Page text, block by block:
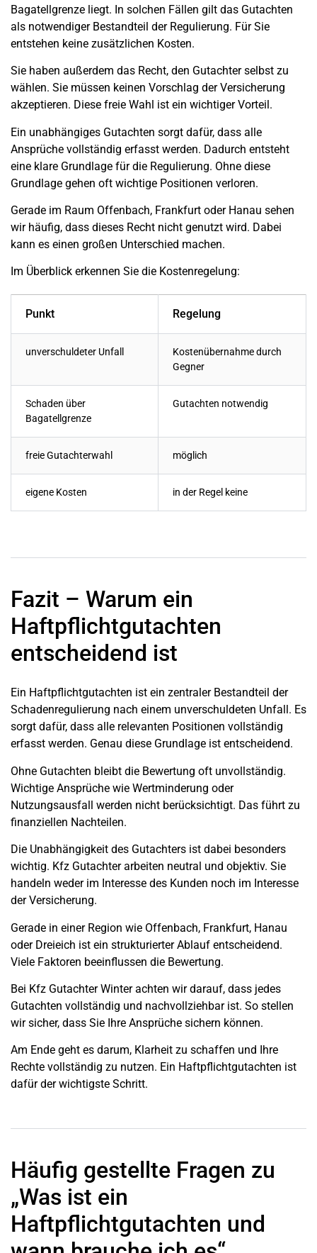
Bagatellgrenze liegt. In solchen Fällen gilt das Gutachten
als notwendiger Bestandteil der Regulierung. Für Sie
entstehen keine zusätzlichen Kosten.
Sie haben außerdem das Recht, den Gutachter selbst zu
wählen. Sie müssen keinen Vorschlag der Versicherung
akzeptieren. Diese freie Wahl ist ein wichtiger Vorteil.
Ein unabhängiges Gutachten sorgt dafür, dass alle
Ansprüche vollständig erfasst werden. Dadurch entsteht
eine klare Grundlage für die Regulierung. Ohne diese
Grundlage gehen oft wichtige Positionen verloren.
Gerade im Raum Offenbach, Frankfurt oder Hanau sehen
wir häufig, dass dieses Recht nicht genutzt wird. Dabei
kann es einen großen Unterschied machen.
Im Überblick erkennen Sie die Kostenregelung:
Punkt Regelung
unverschuldeter Unfall
Kostenübernahme durch
Gegner
Schaden über
Bagatellgrenze
Gutachten notwendig
freie Gutachterwahl möglich
eigene Kosten in der Regel keine
Fazit – Warum ein
Haftpflichtgutachten
entscheidend ist
Ein Haftpflichtgutachten ist ein zentraler Bestandteil der
Schadenregulierung nach einem unverschuldeten Unfall. Es
sorgt dafür, dass alle relevanten Positionen vollständig
erfasst werden. Genau diese Grundlage ist entscheidend.
Ohne Gutachten bleibt die Bewertung oft unvollständig.
Wichtige Ansprüche wie Wertminderung oder
Nutzungsausfall werden nicht berücksichtigt. Das führt zu
finanziellen Nachteilen.
Die Unabhängigkeit des Gutachters ist dabei besonders
wichtig. Kfz Gutachter arbeiten neutral und objektiv. Sie
handeln weder im Interesse des Kunden noch im Interesse
der Versicherung.
Gerade in einer Region wie Offenbach, Frankfurt, Hanau
oder Dreieich ist ein strukturierter Ablauf entscheidend.
Viele Faktoren beeinflussen die Bewertung.
Bei Kfz Gutachter Winter achten wir darauf, dass jedes
Gutachten vollständig und nachvollziehbar ist. So stellen
wir sicher, dass Sie Ihre Ansprüche sichern können.
Am Ende geht es darum, Klarheit zu schaffen und Ihre
Rechte vollständig zu nutzen. Ein Haftpflichtgutachten ist
dafür der wichtigste Schritt.
Häufig gestellte Fragen zu
„Was ist ein
Haftpflichtgutachten und